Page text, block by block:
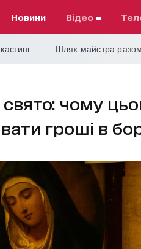
Новини відео
Шлях майстра
чому
гроші в